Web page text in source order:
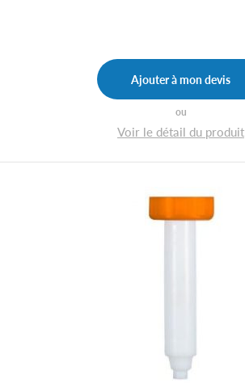
Ajouter à mon devis
ou
Voir le détail du produit